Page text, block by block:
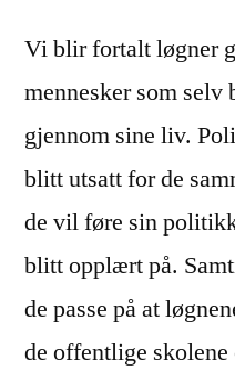
Vi blir fortalt løgner
mennesker som
gjennom sine liv.
blitt utsatt for de
de vil føre sin
blitt opplært på.
de passe på at
de offentlige